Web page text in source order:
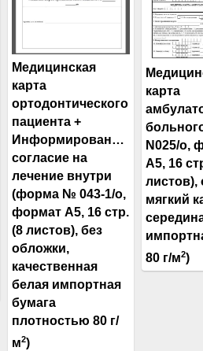
Медицинская
карта
ортодонтического
пациента +
Информированное
согласие на
лечение внутри
(форма № 043-1/о,
формат А5, 16 стр.
(8 листов), без
обложки,
качественная
белая импортная
бумага
плотностью 80 г/
м2)
карта
N025/о,
А5, 16
листов),
мягкий
80 г/м2)